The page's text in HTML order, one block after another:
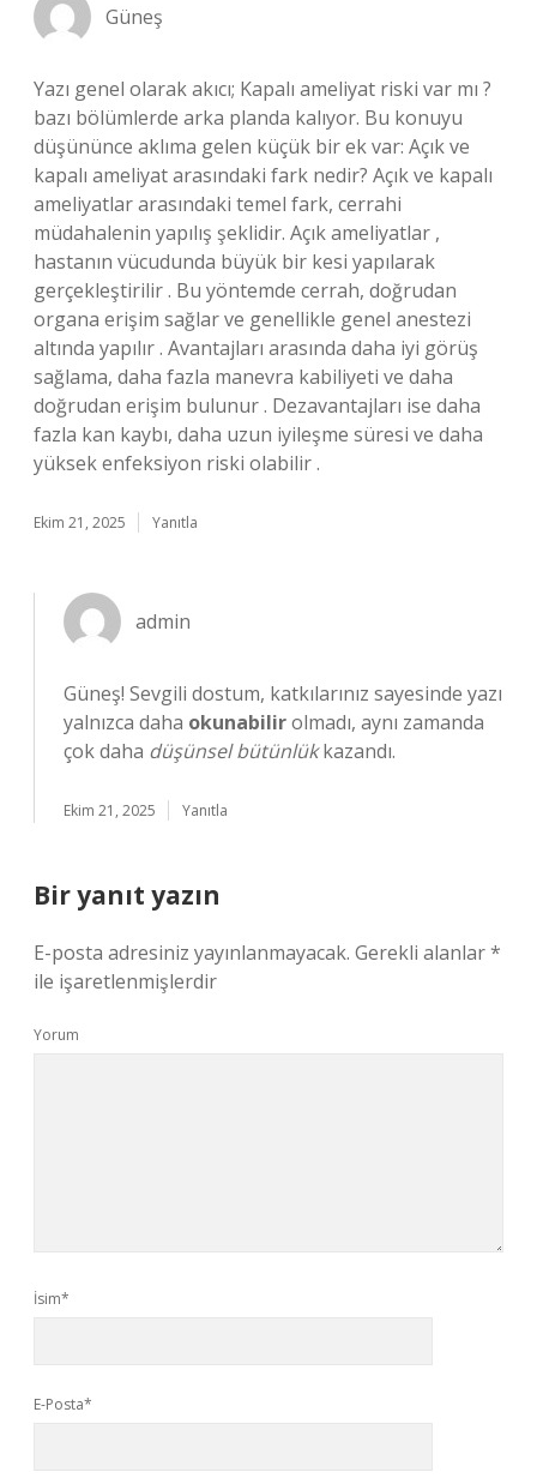
Güneş
Yazı genel olarak akıcı; Kapalı ameliyat riski var mı ?
bazı bölümlerde arka planda kalıyor. Bu konuyu
düşününce aklıma gelen küçük bir ek var: Açık ve
kapalı ameliyat arasındaki fark nedir? Açık ve kapalı
ameliyatlar arasındaki temel fark, cerrahi
müdahalenin yapılış şeklidir. Açık ameliyatlar ,
hastanın vücudunda büyük bir kesi yapılarak
gerçekleştirilir . Bu yöntemde cerrah, doğrudan
organa erişim sağlar ve genellikle genel anestezi
altında yapılır . Avantajları arasında daha iyi görüş
sağlama, daha fazla manevra kabiliyeti ve daha
doğrudan erişim bulunur . Dezavantajları ise daha
fazla kan kaybı, daha uzun iyileşme süresi ve daha
yüksek enfeksiyon riski olabilir .
Ekim 21, 2025 Yanıtla
admin
Güneş! Sevgili dostum, katkılarınız sayesinde yazı
yalnızca daha okunabilirolmadı, aynı zamanda
çok daha düşünsel bütünlükkazandı.
Ekim 21, 2025 Yanıtla
Bir yanıt yazın
E-posta adresiniz yayınlanmayacak. Gerekli alanlar*
ile işaretlenmişlerdir
Yorum
İsim*
E-Posta*